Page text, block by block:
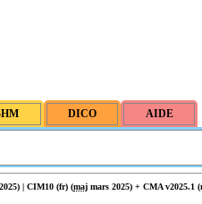
| CIM10 (fr) (maj mars 2025) + CMA v2025.1